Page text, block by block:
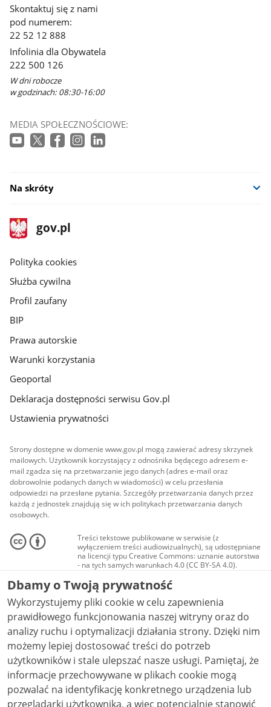
Skontaktuj się z nami
pod numerem:
22 52 12 888
Infolinia dla Obywatela
222 500 126
W dni robocze
w godzinach: 08:30-16:00
MEDIA SPOŁECZNOŚCIOWE:
Na skróty
stopka
gov.pl
Strona
gov.pl
gov.pl
Polityka cookies
Służba cywilna
Profil zaufany
BIP
Prawa autorskie
Warunki korzystania
Geoportal
Deklaracja dostępności serwisu Gov.pl
Ustawienia prywatności
Strony dostępne w domenie www.gov.pl mogą zawierać adresy skrzynek
mailowych. Użytkownik korzystający z odnośnika będącego adresem e-
mail zgadza się na przetwarzanie jego danych (adres e-mail oraz
dobrowolnie podanych danych w wiadomości) w celu przesłania
odpowiedzi na przesłane pytania. Szczegóły przetwarzania danych przez
każdą z jednostek znajdują się w ich politykach przetwarzania danych
osobowych.
Treści tekstowe publikowane w serwisie (z
wyłączeniem treści audiowizualnych), są udostępniane
na licencji typu Creative Commons: uznanie autorstwa
- na tych samych warunkach 4.0 (CC BY-SA 4.0).
Materiały audiowizualne, w tym zdjęcia, materiały
audio i wideo, są udostępniane na licencji typu
Creative Commons: uznanie autorstwa użycie
niekomercyjne - bez utworów zależnych 4.0 (CC BY-
NC-ND 4.0), o ile nie jest to stwierdzone inaczej.
Dbamy o Twoją prywatność
Wykorzystujemy pliki cookie w celu zapewnienia
prawidłowego funkcjonowania naszej witryny oraz do
analizy ruchu i optymalizacji działania strony. Dzięki nim
możemy lepiej dostosować treści do potrzeb
użytkowników i stale ulepszać nasze usługi. Pamiętaj, że
informacje przechowywane w plikach cookie mogą
pozwalać na identyfikację konkretnego urządzenia lub
przeglądarki użytkownika, a więc potencjalnie stanowić